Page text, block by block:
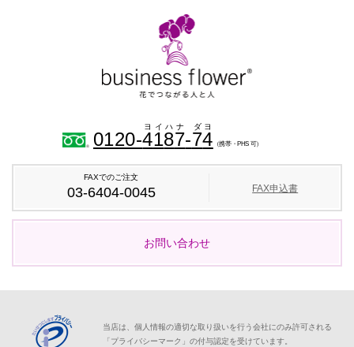
0120-4187-74 （携帯・PHS 可）
FAXでのご注文
03-6404-0045 FAX申込書
お問い合わせ
当店は、個人情報の適切な取り扱いを行う会社にのみ許可される
「プライバシーマーク」の付与認定を受けています。